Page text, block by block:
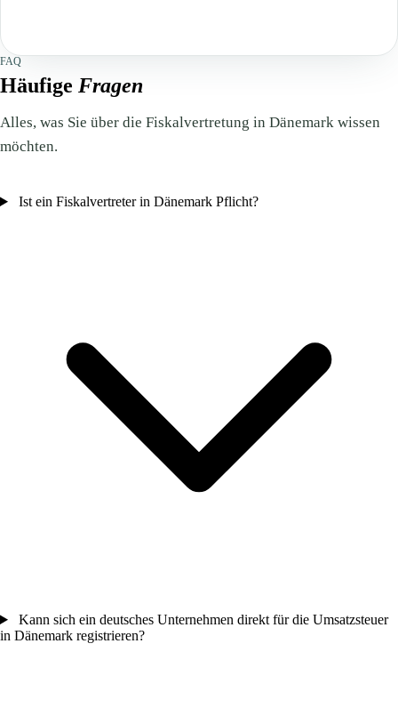
FAQ
Häufige Fragen
Alles, was Sie über die Fiskalvertretung in Dänemark wissen
möchten.
Ist ein Fiskalvertreter in Dänemark Pflicht?
Kann sich ein deutsches Unternehmen direkt für die Umsatzsteuer
in Dänemark registrieren?